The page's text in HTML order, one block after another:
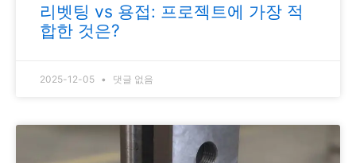
리벳팅 vs 용접: 프로젝트에 가장 적
합한 것은?
2025-12-05 댓글 없음